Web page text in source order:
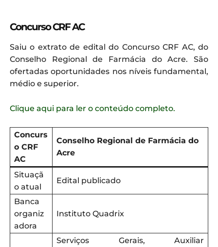
Concurso CRF AC
Saiu o extrato de edital do Concurso CRF AC, do
Conselho Regional de Farmácia do Acre. São
ofertadas oportunidades nos níveis fundamental,
médio e superior.
Clique aqui para ler o conteúdo completo.
Concurs
o CRF
AC
Conselho Regional de Farmácia do
Acre
Situaçã
o atual
Edital publicado
Banca
organiz
adora
Instituto Quadrix
Serviços Gerais, Auxiliar